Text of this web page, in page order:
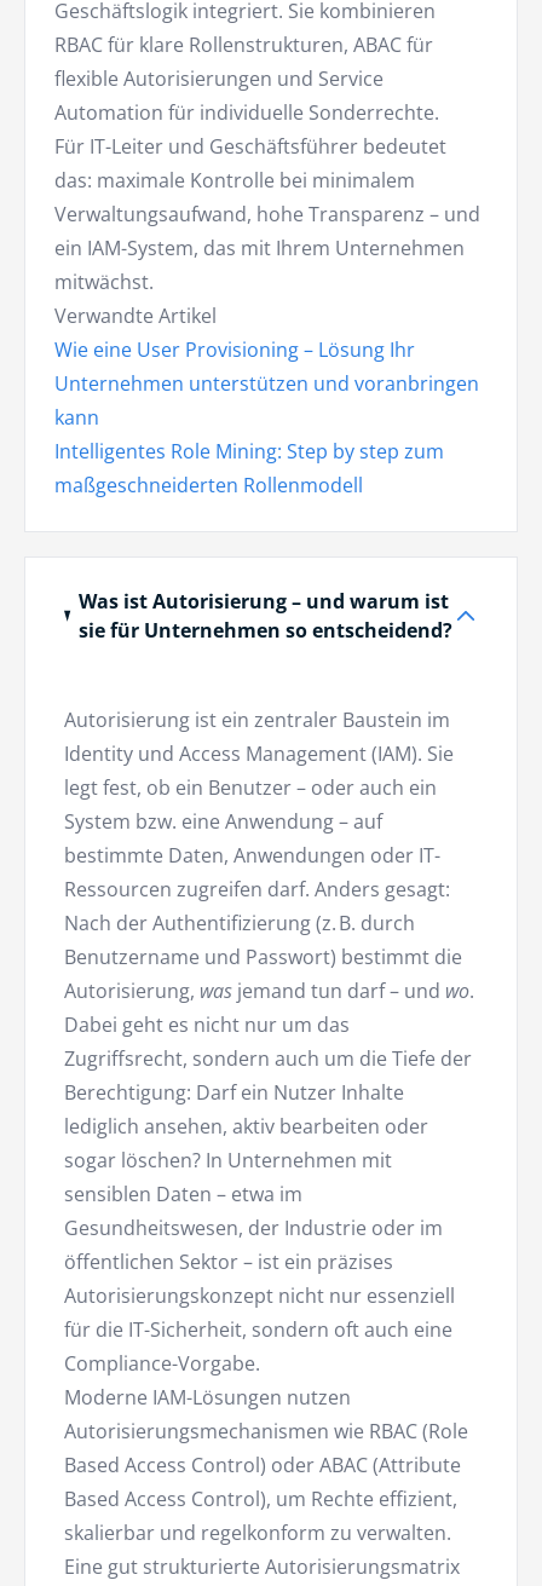
Geschäftslogik integriert. Sie kombinieren
RBAC für klare Rollenstrukturen, ABAC für
flexible Autorisierungen und Service
Automation für individuelle Sonderrechte.
Für IT-Leiter und Geschäftsführer bedeutet
das: maximale Kontrolle bei minimalem
Verwaltungsaufwand, hohe Transparenz – und
ein IAM-System, das mit Ihrem Unternehmen
mitwächst.
Verwandte Artikel
Wie eine User Provisioning – Lösung Ihr
Unternehmen unterstützen und voranbringen
kann
Intelligentes Role Mining: Step by step zum
maßgeschneiderten Rollenmodell
Was ist Autorisierung – und warum ist
sie für Unternehmen so entscheidend?
Autorisierung ist ein zentraler Baustein im
Identity und Access Management (IAM). Sie
legt fest, ob ein Benutzer – oder auch ein
System bzw. eine Anwendung – auf
bestimmte Daten, Anwendungen oder IT-
Ressourcen zugreifen darf. Anders gesagt:
Nach der Authentifizierung (z. B. durch
Benutzername und Passwort) bestimmt die
Autorisierung, was jemand tun darf – und wo.
Dabei geht es nicht nur um das
Zugriffsrecht, sondern auch um die Tiefe der
Berechtigung: Darf ein Nutzer Inhalte
lediglich ansehen, aktiv bearbeiten oder
sogar löschen? In Unternehmen mit
sensiblen Daten – etwa im
Gesundheitswesen, der Industrie oder im
öffentlichen Sektor – ist ein präzises
Autorisierungskonzept nicht nur essenziell
für die IT-Sicherheit, sondern oft auch eine
Compliance-Vorgabe.
Moderne IAM-Lösungen nutzen
Autorisierungsmechanismen wie RBAC (Role
Based Access Control) oder ABAC (Attribute
Based Access Control), um Rechte effizient,
skalierbar und regelkonform zu verwalten.
Eine gut strukturierte Autorisierungsmatrix